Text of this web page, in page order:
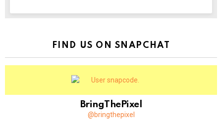
FIND US ON SNAPCHAT
BringThePixel
@bringthepixel